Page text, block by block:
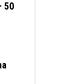
50